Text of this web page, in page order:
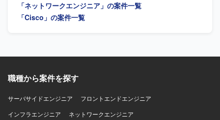
を推進していただきます。 【求める人物像】 ネットワーク
設計・構築の実務経験を活かし、自ら課題を見つけて主体
ションの魅力】 大手流通業向けの大規模ネットワーク基盤
ト、リリースまで一貫して経験を積むことができます。
Cisco製品を中心とした実務を通じて、各種プロトコルの知
見や設計スキルをさらに高めることができます。 【開発環
境】 Cisco製ネットワーク機器を中心としたネットワーク環
境での設計・構築および保守運用となります。
「ネットワークエンジニア」の案件一覧
「Cisco」の案件一覧
職種から案件を探す
サーバサイドエンジニア
フロントエンドエンジニア
インフラエンジニア
ネットワークエンジニア